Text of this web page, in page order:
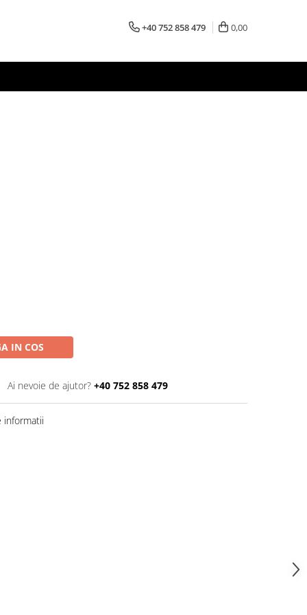
+40 752 858 479 0,00
IN COS
Ai nevoie de ajutor? +40 752 858 479
informatii